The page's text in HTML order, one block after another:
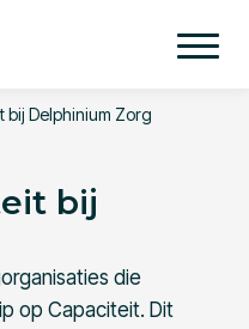
bij Delphinium Zorg
bij
die
op Capaciteit. Dit